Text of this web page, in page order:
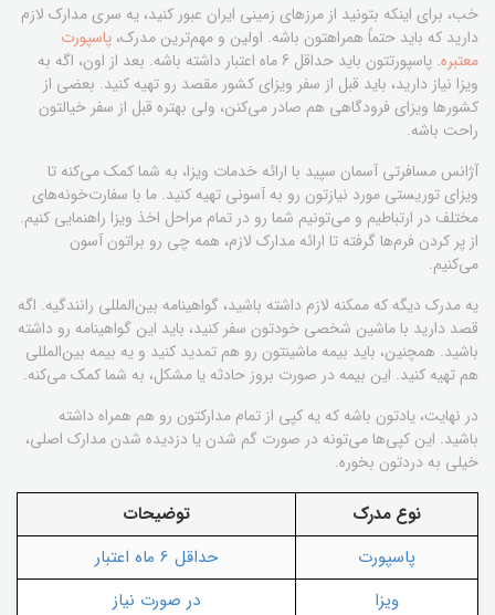
خب، برای اینکه بتونید از مرزهای زمینی ایران عبور کنید، یه سری مدارک لازم
دارید که باید حتماً همراهتون باشه. اولین و مهم‌ترین مدرک، پاسپورت
معتبره
. پاسپورتتون باید حداقل 6 ماه اعتبار داشته باشه. بعد از اون، اگه به
ویزا نیاز دارید، باید قبل از سفر ویزای کشور مقصد رو تهیه کنید. بعضی از
کشورها ویزای فرودگاهی هم صادر می‌کنن، ولی بهتره قبل از سفر خیالتون
راحت باشه.
آژانس مسافرتی آسمان سپید با ارائه خدمات ویزا، به شما کمک می‌کنه تا
ویزای توریستی مورد نیازتون رو به آسونی تهیه کنید. ما با سفارت‌خونه‌های
مختلف در ارتباطیم و می‌تونیم شما رو در تمام مراحل اخذ ویزا راهنمایی کنیم.
از پر کردن فرم‌ها گرفته تا ارائه مدارک لازم، همه چی رو براتون آسون
می‌کنیم.
یه مدرک دیگه که ممکنه لازم داشته باشید، گواهینامه بین‌المللی رانندگیه. اگه
قصد دارید با ماشین شخصی خودتون سفر کنید، باید این گواهینامه رو داشته
باشید. همچنین، باید بیمه ماشینتون رو هم تمدید کنید و یه بیمه بین‌المللی
هم تهیه کنید. این بیمه در صورت بروز حادثه یا مشکل، به شما کمک می‌کنه.
در نهایت، یادتون باشه که یه کپی از تمام مدارکتون رو هم همراه داشته
باشید. این کپی‌ها می‌تونه در صورت گم شدن یا دزدیده شدن مدارک اصلی،
خیلی به دردتون بخوره.
نوع مدرک
توضیحات
پاسپورت
حداقل 6 ماه اعتبار
ویزا
در صورت نیاز